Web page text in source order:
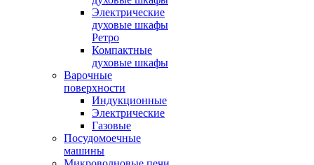
Электрические
духовые шкафы
Ретро
Компактные
духовые шкафы
Варочные
поверхности
Индукционные
Электрические
Газовые
Посудомоечные
машины